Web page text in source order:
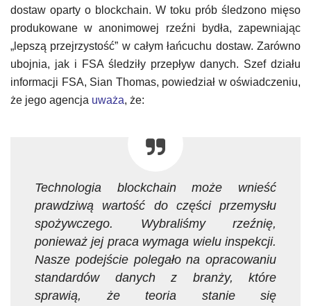
dostaw oparty o blockchain. W toku prób śledzono mięso
produkowane w anonimowej rzeźni bydła, zapewniając
„lepszą przejrzystość” w całym łańcuchu dostaw. Zarówno
ubojnia, jak i FSA śledziły przepływ danych. Szef działu
informacji FSA, Sian Thomas, powiedział w oświadczeniu,
że jego agencja uważa, że:
Technologia blockchain może wnieść
prawdziwą wartość do części przemysłu
spożywczego. Wybraliśmy rzeźnię,
ponieważ jej praca wymaga wielu inspekcji.
Nasze podejście polegało na opracowaniu
standardów danych z branży, które
sprawią, że teoria stanie się